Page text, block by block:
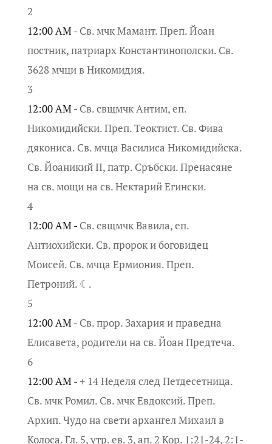
2
12:00 AM - Св. мчк Мамант. Преп. Йоан
постник, патриарх Константинополски. Св.
3628 мчци в Никомидия.
3
12:00 AM - Св. свщмчк Антим, еп.
Никомидийски. Преп. Теоктист. Св. Фива
дякониса. Св. мчца Василиса Никомидийска.
Св. Йоаникий II, патр. Сръбски. Пренасяне
на св. мощи на св. Нектарий Егински.
4
12:00 AM - Св. свщмчк Вавила, еп.
Антиохийски. Св. пророк и боговидец
Моисей. Св. мчца Ермиония. Преп.
Петроний. ☾.
5
12:00 AM - Св. прор. Захария и праведна
Елисавета, родители на св. Йоан Предтеча.
6
12:00 AM -+ 14 Неделя след Петдесетница.
Св. мчк Ромил. Св. мчк Евдоксий. Преп.
Архип. Чудо на свети архангел Михаил в
Колоса. Гл. 5, утр. ев. 3, ап. 2 Кор. 1:21-24, 2:1-